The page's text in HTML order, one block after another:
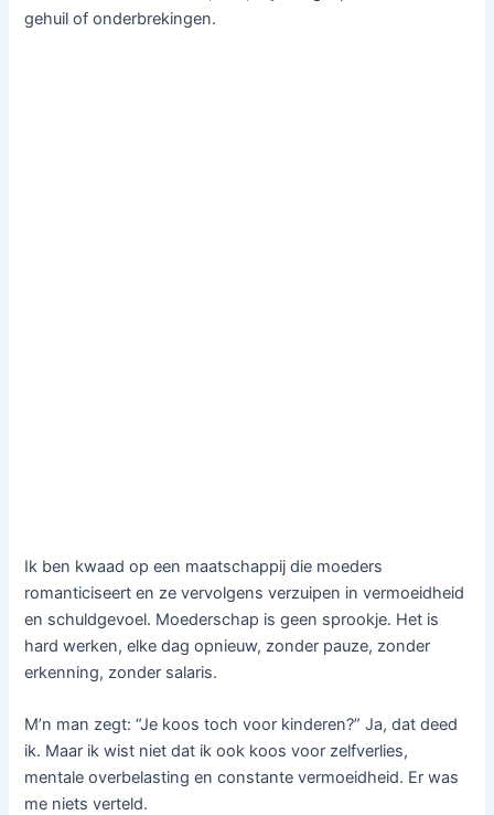
gehuil of onderbrekingen.
Ik ben kwaad op een maatschappij die moeders
romanticiseert en ze vervolgens verzuipen in vermoeidheid
en schuldgevoel. Moederschap is geen sprookje. Het is
hard werken, elke dag opnieuw, zonder pauze, zonder
erkenning, zonder salaris.
M’n man zegt: “Je koos toch voor kinderen?” Ja, dat deed
ik. Maar ik wist niet dat ik ook koos voor zelfverlies,
mentale overbelasting en constante vermoeidheid. Er was
me niets verteld.